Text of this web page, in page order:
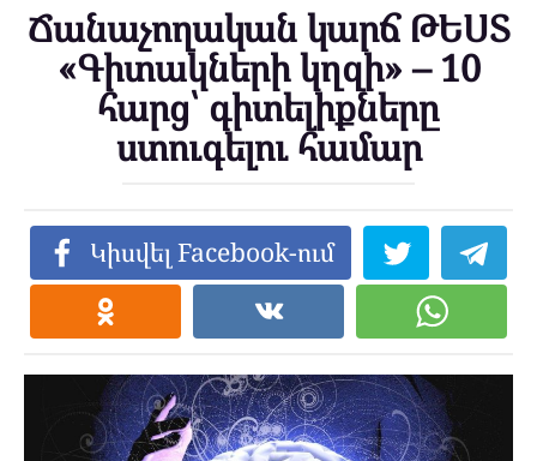
Ճանաչողական կարճ ԹԵՍՏ
«Գիտակների կղզի» – 10
հարց՝ գիտելիքները
ստուգելու համար
Կիսվել Facebook-ում